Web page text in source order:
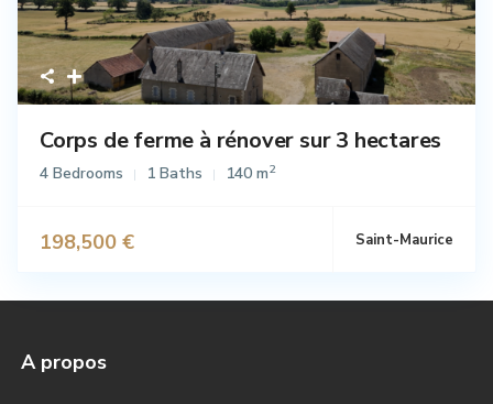
Corps de ferme à rénover sur 3 hectares
4 Bedrooms 1 Baths 140 m2
198,500 € Saint-Maurice
A propos